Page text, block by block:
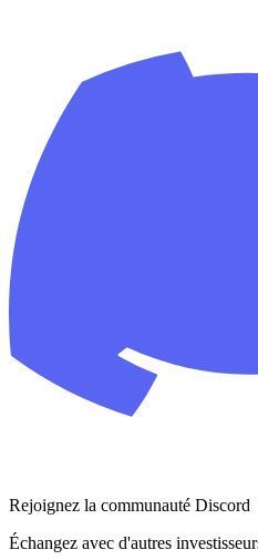
Rejoignez la communauté Discord
Échangez avec d'autres